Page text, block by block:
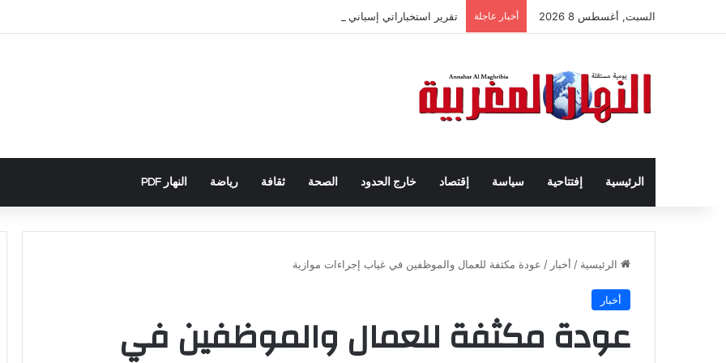
السبت, أغسطس 8 2026 أخبار عاجلة تقرير استخباراتي إسباني يكشف تورط حملة رقمية جزائرية في أحداث سبتة
الرئيسية إفتتاحية سياسة إقتصاد خارج الحدود الصحة ثقافة رياضة النهار PDF
الرئيسية / أخبار / عودة مكثفة للعمال والموظفين في غياب إجراءات موازية
أخبار
عودة مكثفة للعمال والموظفين في